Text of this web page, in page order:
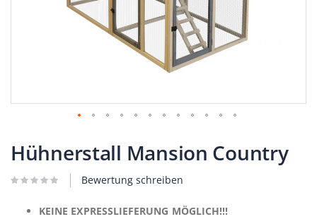
Anfang
der
springen
Hühnerstall Mansion Country
Bewertung schreiben
KEINE EXPRESSLIEFERUNG MÖGLICH!!!